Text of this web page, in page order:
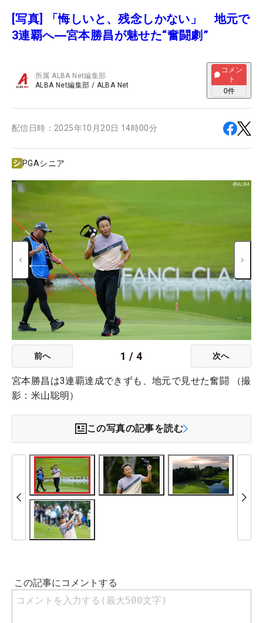
[写真] 「悔しいと、残念しかない」 地元で
3連覇へ―宮本勝昌が魅せた“奮闘劇”
所属ALBA Net編集部
ALBA Net編集部 / ALBA Net
コメン
ト
0件
配信日時： 2025年10月20日 14時00分
PGAシニア
前へ 1 /4 次へ
宮本勝昌は3連覇達成できずも、地元で見せた奮闘 （撮
影：米山聡明）
この写真の記事を読む